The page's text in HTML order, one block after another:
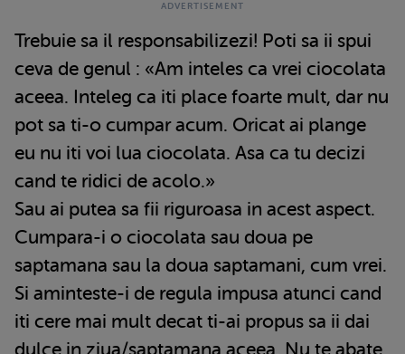
Trebuie sa il responsabilizezi! Poti sa ii spui
ceva de genul : «Am inteles ca vrei ciocolata
aceea. Inteleg ca iti place foarte mult, dar nu
pot sa ti-o cumpar acum. Oricat ai plange
eu nu iti voi lua ciocolata. Asa ca tu decizi
cand te ridici de acolo.»
Sau ai putea sa fii riguroasa in acest aspect.
Cumpara-i o ciocolata sau doua pe
saptamana sau la doua saptamani, cum vrei.
Si aminteste-i de regula impusa atunci cand
iti cere mai mult decat ti-ai propus sa ii dai
dulce in ziua/saptamana aceea. Nu te abate